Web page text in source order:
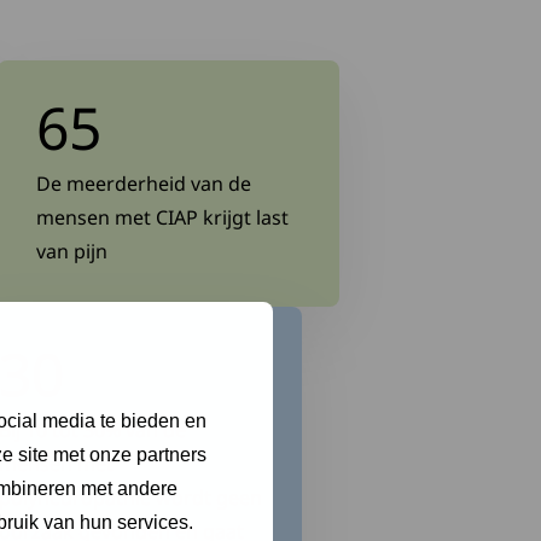
media te bieden en
site met onze partners
met andere
van hun services.
65
De meerderheid van de
mensen met CIAP krijgt last
van pijn
Bij 10 tot 30% van de
mensen met
polyneuropathie wordt geen
oorzaak gevonden en gaat